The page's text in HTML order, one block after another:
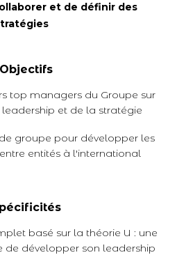
et de définir des
top managers du Groupe sur
et de la stratégie
groupe pour développer les
entités à l'international
basé sur la théorie U : une
de développer son leadership